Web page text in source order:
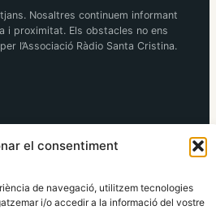
el consentiment
de navegació, utilitzem tecnologies
i/o accedir a la informació del vostre
Nosaltres continuem informant
i proximitat. Els obstacles no ens
l’Associació Ràdio Santa Cristina.